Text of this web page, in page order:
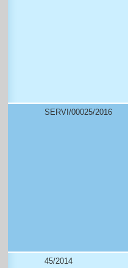
SERVI/00025/2016
45/2014